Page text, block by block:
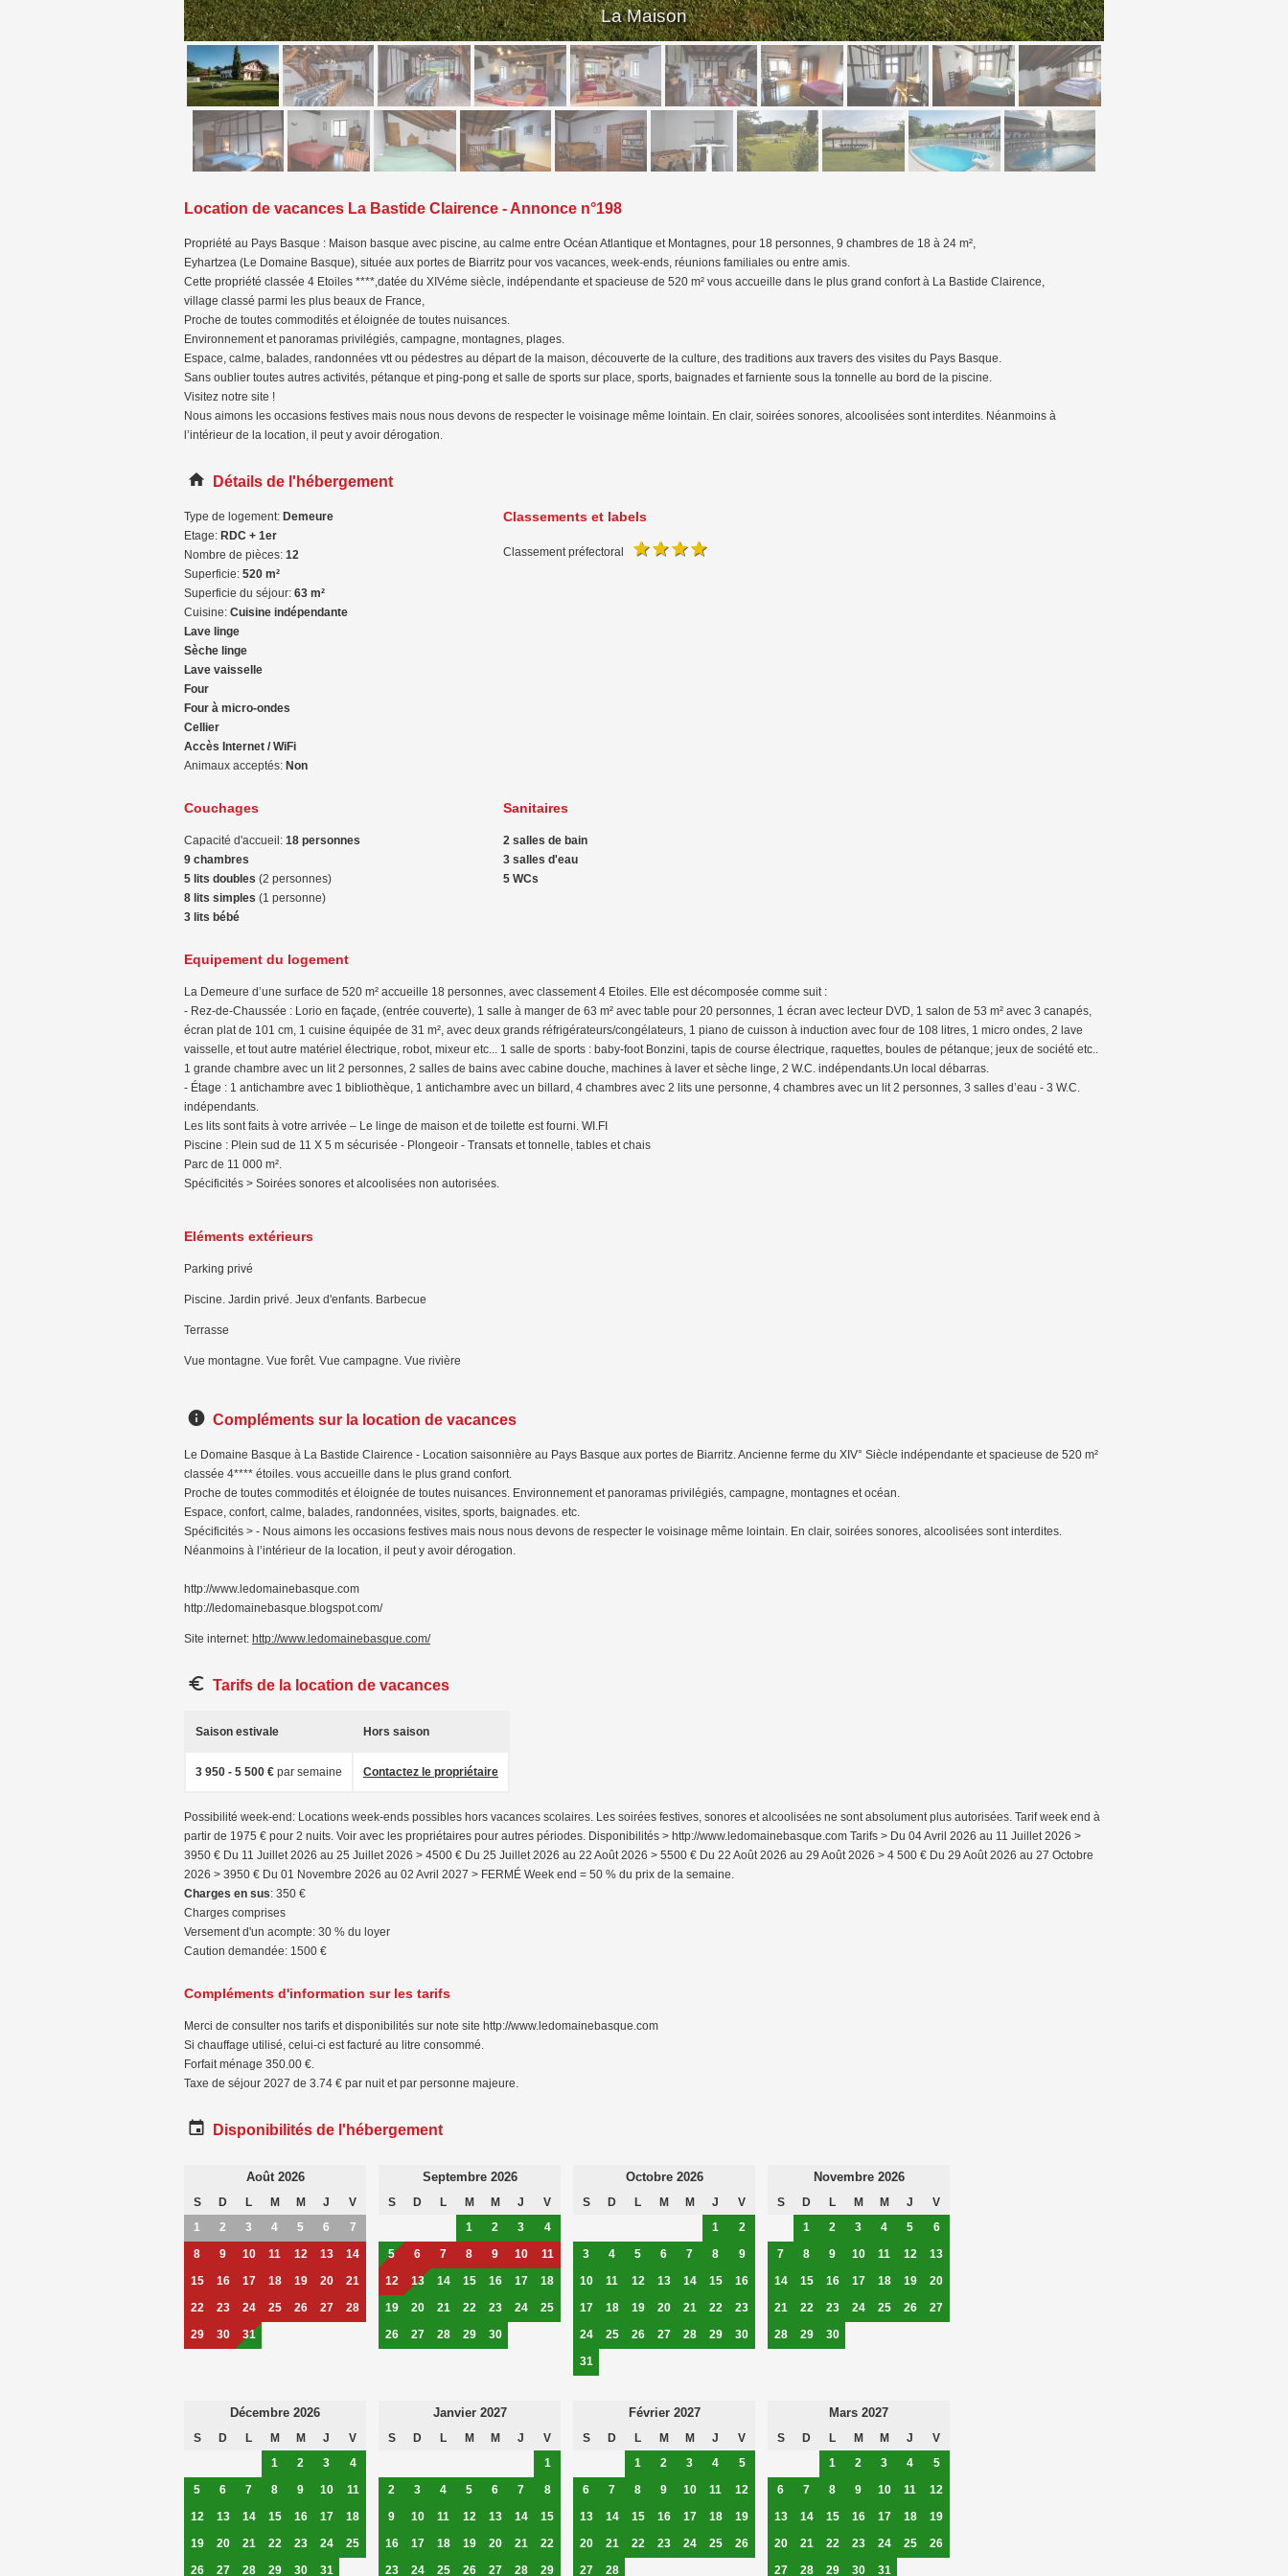
La Maison
Location de vacances La Bastide Clairence - Annonce n°198
Propriété au Pays Basque : Maison basque avec piscine, au calme entre Océan Atlantique et Montagnes, pour 18 personnes, 9 chambres de 18 à 24 m²,
Eyhartzea (Le Domaine Basque), située aux portes de Biarritz pour vos vacances, week-ends, réunions familiales ou entre amis.
Cette propriété classée 4 Etoiles ****,datée du XIVéme siècle, indépendante et spacieuse de 520 m² vous accueille dans le plus grand confort à La Bastide Clairence,
village classé parmi les plus beaux de France,
Proche de toutes commodités et éloignée de toutes nuisances.
Environnement et panoramas privilégiés, campagne, montagnes, plages.
Espace, calme, balades, randonnées vtt ou pédestres au départ de la maison, découverte de la culture, des traditions aux travers des visites du Pays Basque.
Sans oublier toutes autres activités, pétanque et ping-pong et salle de sports sur place, sports, baignades et farniente sous la tonnelle au bord de la piscine.
Visitez notre site !
Nous aimons les occasions festives mais nous nous devons de respecter le voisinage même lointain. En clair, soirées sonores, alcoolisées sont interdites. Néanmoins à
l’intérieur de la location, il peut y avoir dérogation.
Détails de l'hébergement
Type de logement: Demeure
Etage: RDC + 1er
Nombre de pièces: 12
Superficie: 520 m²
Superficie du séjour: 63 m²
Cuisine: Cuisine indépendante
Lave linge
Sèche linge
Lave vaisselle
Four
Four à micro-ondes
Cellier
Accès Internet / WiFi
Animaux acceptés: Non
Classements et labels
Classement préfectoral
Couchages
Capacité d'accueil: 18 personnes
9 chambres
5 lits doubles (2 personnes)
8 lits simples (1 personne)
3 lits bébé
Sanitaires
2 salles de bain
3 salles d'eau
5 WCs
Equipement du logement
La Demeure d’une surface de 520 m² accueille 18 personnes, avec classement 4 Etoiles. Elle est décomposée comme suit :
- Rez-de-Chaussée : Lorio en façade, (entrée couverte), 1 salle à manger de 63 m² avec table pour 20 personnes, 1 écran avec lecteur DVD, 1 salon de 53 m² avec 3 canapés,
écran plat de 101 cm, 1 cuisine équipée de 31 m², avec deux grands réfrigérateurs/congélateurs, 1 piano de cuisson à induction avec four de 108 litres, 1 micro ondes, 2 lave
vaisselle, et tout autre matériel électrique, robot, mixeur etc... 1 salle de sports : baby-foot Bonzini, tapis de course électrique, raquettes, boules de pétanque; jeux de société etc..
1 grande chambre avec un lit 2 personnes, 2 salles de bains avec cabine douche, machines à laver et sèche linge, 2 W.C. indépendants.Un local débarras.
- Étage : 1 antichambre avec 1 bibliothèque, 1 antichambre avec un billard, 4 chambres avec 2 lits une personne, 4 chambres avec un lit 2 personnes, 3 salles d’eau - 3 W.C.
indépendants.
Les lits sont faits à votre arrivée – Le linge de maison et de toilette est fourni. WI.FI
Piscine : Plein sud de 11 X 5 m sécurisée - Plongeoir - Transats et tonnelle, tables et chais
Parc de 11 000 m².
Spécificités > Soirées sonores et alcoolisées non autorisées.
Eléments extérieurs
Parking privé
Piscine. Jardin privé. Jeux d'enfants. Barbecue
Terrasse
Vue montagne. Vue forêt. Vue campagne. Vue rivière
Compléments sur la location de vacances
Le Domaine Basque à La Bastide Clairence - Location saisonnière au Pays Basque aux portes de Biarritz. Ancienne ferme du XIV° Siècle indépendante et spacieuse de 520 m²
classée 4**** étoiles. vous accueille dans le plus grand confort.
Proche de toutes commodités et éloignée de toutes nuisances. Environnement et panoramas privilégiés, campagne, montagnes et océan.
Espace, confort, calme, balades, randonnées, visites, sports, baignades. etc.
Spécificités > - Nous aimons les occasions festives mais nous nous devons de respecter le voisinage même lointain. En clair, soirées sonores, alcoolisées sont interdites.
Néanmoins à l’intérieur de la location, il peut y avoir dérogation.
http://www.ledomainebasque.com
http://ledomainebasque.blogspot.com/
Site internet: http://www.ledomainebasque.com/
Tarifs de la location de vacances
Saison estivale Hors saison
3 950 - 5 500 € par semaine Contactez le propriétaire
Possibilité week-end: Locations week-ends possibles hors vacances scolaires. Les soirées festives, sonores et alcoolisées ne sont absolument plus autorisées. Tarif week end à
partir de 1975 € pour 2 nuits. Voir avec les propriétaires pour autres périodes. Disponibilités > http://www.ledomainebasque.com Tarifs > Du 04 Avril 2026 au 11 Juillet 2026 >
3950 € Du 11 Juillet 2026 au 25 Juillet 2026 > 4500 € Du 25 Juillet 2026 au 22 Août 2026 > 5500 € Du 22 Août 2026 au 29 Août 2026 > 4 500 € Du 29 Août 2026 au 27 Octobre
2026 > 3950 € Du 01 Novembre 2026 au 02 Avril 2027 > FERMÉ Week end = 50 % du prix de la semaine.
Charges en sus: 350 €
Charges comprises
Versement d'un acompte: 30 % du loyer
Caution demandée: 1500 €
Compléments d'information sur les tarifs
Merci de consulter nos tarifs et disponibilités sur note site http://www.ledomainebasque.com
Si chauffage utilisé, celui-ci est facturé au litre consommé.
Forfait ménage 350.00 €.
Taxe de séjour 2027 de 3.74 € par nuit et par personne majeure.
Disponibilités de l'hébergement
Août 2026
S D L M M J
V
1
2 3 4 5 6
7
8
9 10 11 12 13
14
15
16 17 18 19 20
21
22
23 24 25 26 27
28
29
30 31
Septembre 2026
S D L M M J
V
1
2 3
4
5
6 7 8 9 10
11
12
13 14 15 16 17
18
19
20 21 22 23 24
25
26
27 28 29 30
Octobre 2026
S D L M M J
V
1
2
3
4 5 6 7 8
9
10
11 12 13 14 15
16
17
18 19 20 21 22
23
24
25 26 27 28 29
30
31
Novembre 2026
S D L M M J
V
1
2 3 4 5
6
7
8 9 10 11 12
13
14
15 16 17 18 19
20
21
22 23 24 25 26
27
28
29 30
Décembre 2026
S D L M M J
V
1
2 3
4
5
6 7 8 9 10
11
12
13 14 15 16 17
18
19
20 21 22 23 24
25
26
27 28 29 30 31
Janvier 2027
S D L M M J
V
1
2
3 4 5 6 7
8
9
10 11 12 13 14
15
16
17 18 19 20 21
22
23
24 25 26 27 28 29
Février 2027
S D L M M J
V
1
2 3 4
5
6
7 8 9 10 11
12
13
14 15 16 17 18
19
20
21 22 23 24 25
26
27
28
Mars 2027
S D L M M J
V
1
2 3 4
5
6
7 8 9 10 11
12
13
14 15 16 17 18
19
20
21 22 23 24 25
26
27
28 29 30 31